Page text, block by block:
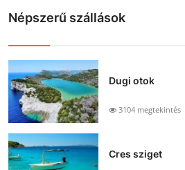
Népszerű szállások
Dugi otok
3104 megtekintés
Cres sziget